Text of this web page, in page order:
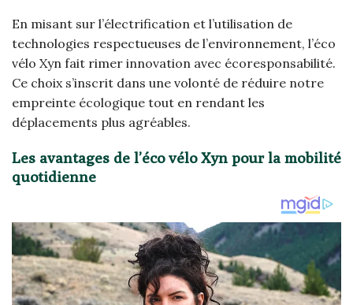
En misant sur l’électrification et l’utilisation de
technologies respectueuses de l’environnement, l’éco
vélo Xyn fait rimer innovation avec écoresponsabilité.
Ce choix s’inscrit dans une volonté de réduire notre
empreinte écologique tout en rendant les
déplacements plus agréables.
Les avantages de l’éco vélo Xyn pour la mobilité
quotidienne